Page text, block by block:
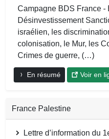
Campagne BDS France -
Désinvestissement
israélien, les
colonisation, le Mur, les
Crimes de guerre, (…)
En résumé Voir en
France Palestine
Lettre d’information du